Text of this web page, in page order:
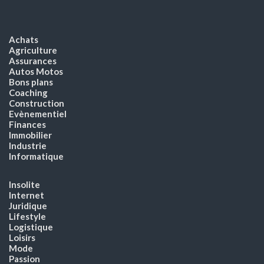
Achats
Agriculture
Assurances
Autos Motos
Bons plans
Coaching
Construction
Evènementiel
Finances
Immobilier
Industrie
Informatique
Insolite
Internet
Juridique
Lifestyle
Logistique
Loisirs
Mode
Passion